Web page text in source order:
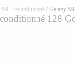
S9+ reconditionné / Galaxy
128